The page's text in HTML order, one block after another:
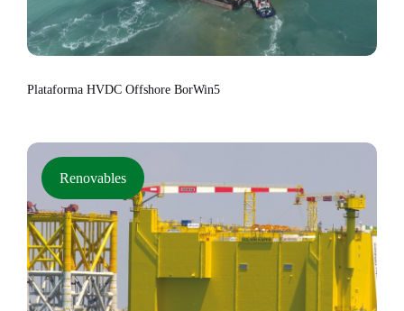
Plataforma HVDC Offshore BorWin5
Renovables